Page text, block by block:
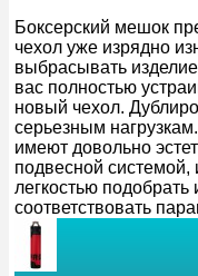
Боксерский мешок
чехол уже изрядно
выбрасывать
вас полностью
новый чехол.
серьезным
имеют довольно
подвесной
легкостью подобрать
соответствовать